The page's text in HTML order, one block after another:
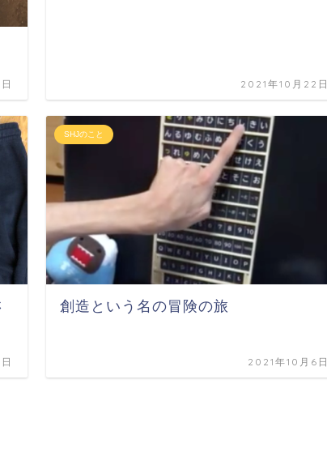
2021年10月22日
SHJのこと
創造という名の冒険の旅
2021年10月6日